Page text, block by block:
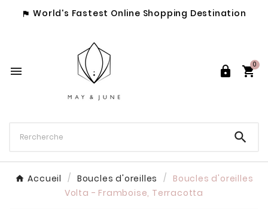
 World's Fastest Online Shopping Destination
  
0

Accueil Boucles d'oreilles
Boucles d'oreilles
Volta - Framboise, Terracotta